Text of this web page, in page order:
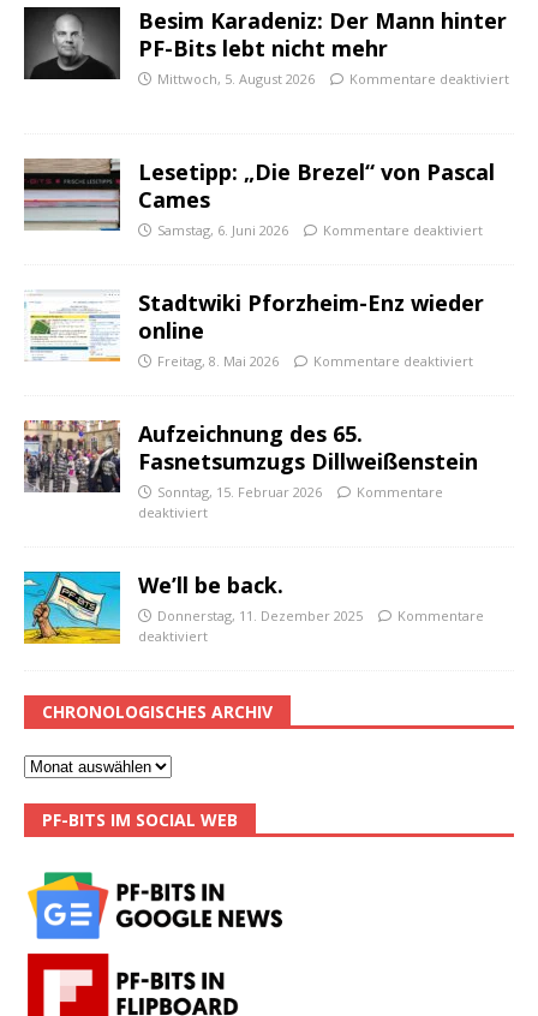
Besim Karadeniz: Der Mann hinter
PF-Bits lebt nicht mehr
Mittwoch, 5. August 2026 Kommentare deaktiviert
Lesetipp: „Die Brezel“ von Pascal
Cames
Samstag, 6. Juni 2026 Kommentare deaktiviert
Stadtwiki Pforzheim-Enz wieder
online
Freitag, 8. Mai 2026 Kommentare deaktiviert
Aufzeichnung des 65.
Fasnetsumzugs Dillweißenstein
Sonntag, 15. Februar 2026
Kommentare
deaktiviert
We’ll be back.
Donnerstag, 11. Dezember 2025
Kommentare
deaktiviert
CHRONOLOGISCHES ARCHIV
PF-BITS IM SOCIAL WEB